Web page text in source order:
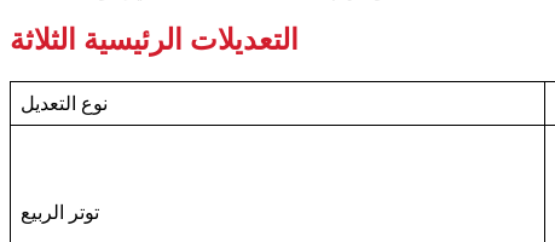
التعديلات الرئيسية الثلاثة
نوع التعديل
توتر الربيع